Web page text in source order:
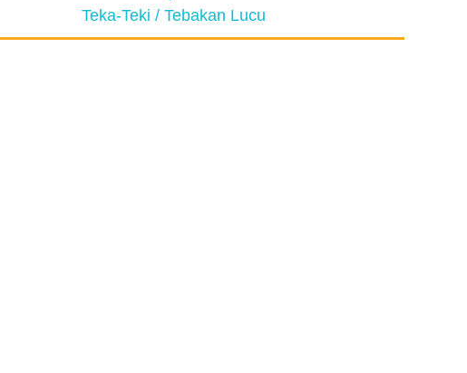
Teka-Teki / Tebakan Lucu